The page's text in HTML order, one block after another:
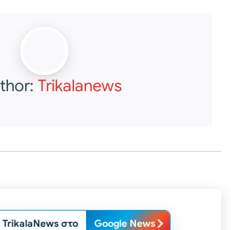
Trikalanews
στο Google News